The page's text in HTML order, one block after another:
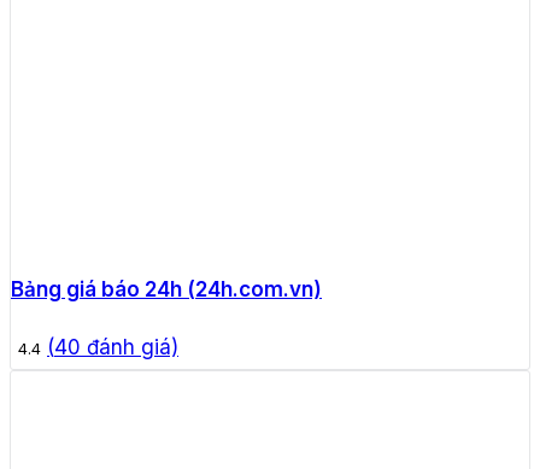
Bảng giá báo 24h (24h.com.vn)
4.4 (40 đánh giá)